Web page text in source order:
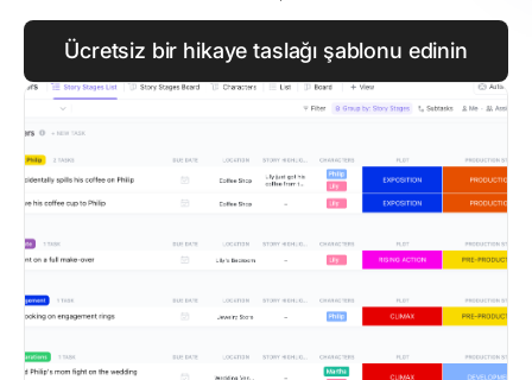
Ücretsiz bir hikaye taslağı şablonu edinin